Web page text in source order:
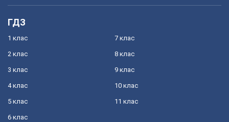
ГДЗ
1 клас
2 клас
3 клас
4 клас
5 клас
6 клас
7 клас
8 клас
9 клас
10 клас
11 клас